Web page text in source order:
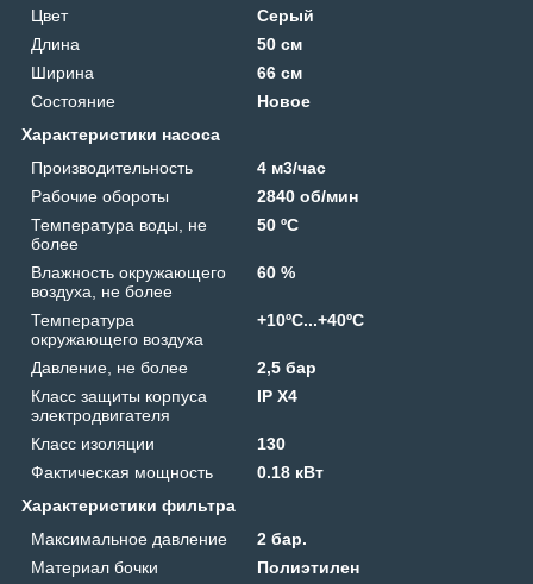
Цвет
Серый
Длина
50 см
Ширина
66 см
Состояние
Новое
Характеристики насоса
Производительность
4 м3/час
Рабочие обороты
2840 об/мин
Температура воды, не
более
50 ºС
Влажность окружающего
воздуха, не более
60 %
Температура
окружающего воздуха
+10ºС...+40ºС
Давление, не более
2,5 бар
Класс защиты корпуса
электродвигателя
IP X4
Класс изоляции
130
Фактическая мощность
0.18 кВт
Характеристики фильтра
Максимальное давление
2 бар.
Материал бочки
Полиэтилен